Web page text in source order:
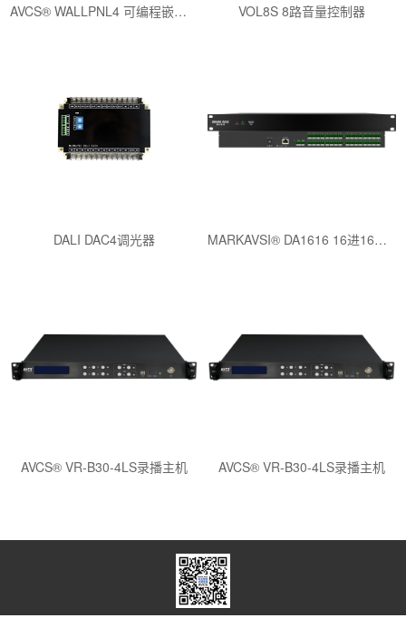
AVCS® WALLPNL4 可编程嵌墙式4寸触控面板 VOL8S 8路音量控制器
DALI DAC4调光器 MARKAVSI® DA1616 16进16出音频处理器
AVCS® VR-B30-4LS录播主机 AVCS® VR-B30-4LS录播主机